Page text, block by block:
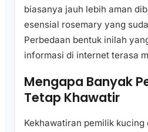
biasanya jauh lebih aman
esensial rosemary yang
Perbedaan bentuk inilah
informasi di internet terasa
Mengapa Banyak
Tetap Khawatir
Kekhawatiran pemilik kucing